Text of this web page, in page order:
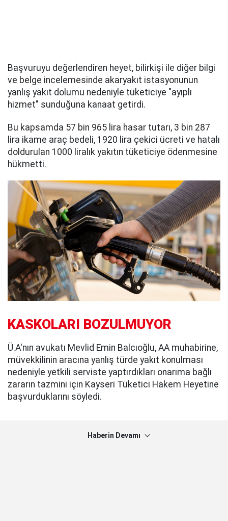
Başvuruyu değerlendiren heyet, bilirkişi ile diğer bilgi
ve belge incelemesinde akaryakıt istasyonunun
yanlış yakıt dolumu nedeniyle tüketiciye "ayıplı
hizmet" sunduğuna kanaat getirdi.
Bu kapsamda 57 bin 965 lira hasar tutarı, 3 bin 287
lira ikame araç bedeli, 1920 lira çekici ücreti ve hatalı
doldurulan 1000 liralık yakıtın tüketiciye ödenmesine
hükmetti.
KASKOLARI BOZULMUYOR
Ü.A'nın avukatı Mevlid Emin Balcıoğlu, AA muhabirine,
müvekkilinin aracına yanlış türde yakıt konulması
nedeniyle yetkili serviste yaptırdıkları onarıma bağlı
zararın tazmini için Kayseri Tüketici Hakem Heyetine
başvurduklarını söyledi.
Haberin Devamı